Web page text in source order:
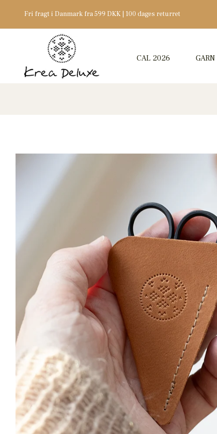
Fri fragt i Danmark fra 599 DKK | 100 dages returret
CAL 2026 GARN